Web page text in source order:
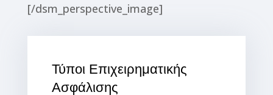
[/dsm_perspective_image]
Τύποι Επιχειρηματικής
Ασφάλισης